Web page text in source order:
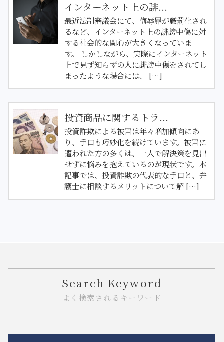
インターネット上の誹...
最近法制審議会にて、侮辱罪が厳罰化され
るなど、インターネット上の誹謗中傷に対
する社会的な関心が大きくなっていま
す。 しかしながら、実際にインターネット
上で見ず知らずの人に誹謗中傷をされてし
まったような場合には、 […]
投資商品に関するトラ...
投資詐欺による被害は年々増加傾向にあ
り、手口も巧妙化を続けています。被害に
遭われた方の多くは、一人で解決策を見出
せずに悩みを抱えているのが現状です。本
記事では、投資詐欺の代表的な手口と、弁
護士に相談するメリットについて解 […]
Search Keyword
よく検索されるキーワード